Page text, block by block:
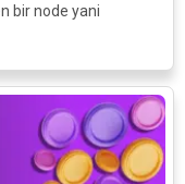
bir node yani